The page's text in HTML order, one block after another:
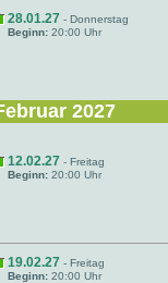
28.01.27 - Donnerstag
Beginn: 20:00 Uhr
2027
12.02.27 - Freitag
Beginn: 20:00 Uhr
19.02.27 - Freitag
Beginn: 20:00 Uhr